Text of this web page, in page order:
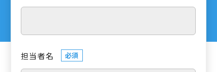
担当者名 必須